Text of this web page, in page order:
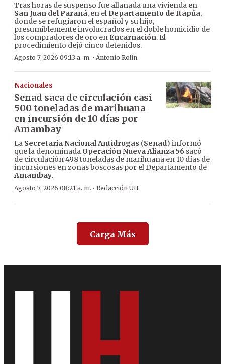
Tras horas de suspenso fue allanada una vivienda en
San Juan del Paraná, en el Departamento de Itapúa,
donde se refugiaron el español y su hijo,
presumiblemente involucrados en el doble homicidio de
los compradores de oro en Encarnación. El
procedimiento dejó cinco detenidos.
Agosto 7, 2026 09:13 a. m. · Antonio Rolín
Nacionales
Senad saca de circulación casi
500 toneladas de marihuana
en incursión de 10 días por
Amambay
La Secretaría Nacional Antidrogas (Senad) informó
que la denominada Operación Nueva Alianza 56 sacó
de circulación 498 toneladas de marihuana en 10 días de
incursiones en zonas boscosas por el Departamento de
Amambay.
Agosto 7, 2026 08:21 a. m. · Redacción ÚH
Carga Más